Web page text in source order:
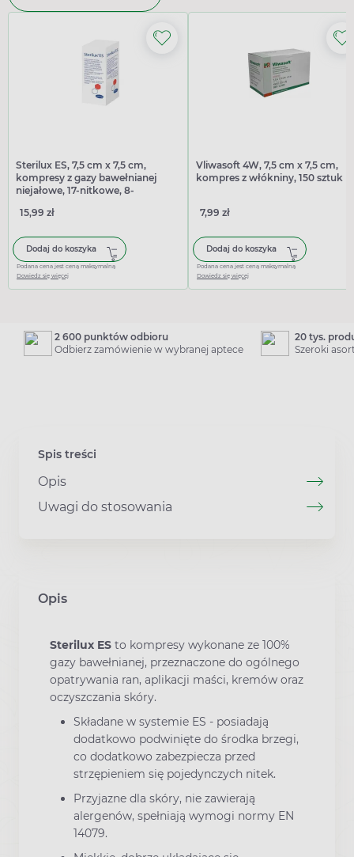
Sterilux ES, 7,5 cm x 7,5 cm,
kompresy z gazy bawełnianej
niejałowe, 17-nitkowe, 8-
15,99 zł
Dodaj do koszyka
Podana cena jest ceną maksymalną
Dowiedz się więcej
Vliwasoft 4W, 7,5 cm x 7,5 cm,
kompres z włókniny, 150 sztuk
7,99 zł
Dodaj do koszyka
Podana cena jest ceną maksymalną
Dowiedz się więcej
2 600 punktów odbioru
Odbierz zamówienie w wybranej aptece
20 tys.
Szeroki
Spis treści
Opis
Uwagi do stosowania
Opis
Sterilux ES to kompresy wykonane ze 100%
gazy bawełnianej, przeznaczone do ogólnego
opatrywania ran, aplikacji maści, kremów oraz
oczyszczania skóry.
Składane w systemie ES - posiadają
dodatkowo podwinięte do środka brzegi,
co dodatkowo zabezpiecza przed
strzępieniem się pojedynczych nitek.
Przyjazne dla skóry, nie zawierają
alergenów, spełniają wymogi normy EN
14079.